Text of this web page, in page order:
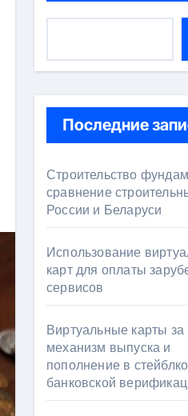
Последние
Строительство
сравнение
России и Беларуси
Использование
карт для оплаты
сервисов
Виртуальные карты за
механизм выпуска и
пополнение в
банковской